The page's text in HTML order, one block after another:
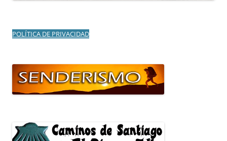
POLÍTICA DE PRIVACIDAD